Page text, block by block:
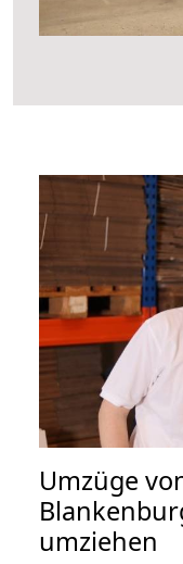
Umzüge
umziehen